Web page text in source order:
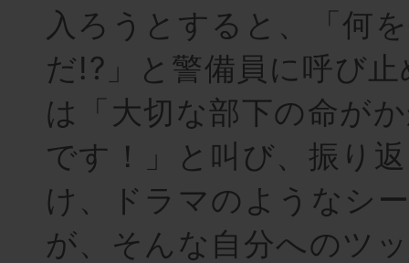
入ろうとすると、「何
だ!?」と警備員に呼び
は「大切な部下の命が
です！」と叫び、振り
け、ドラマのようなシ
が、そんな自分へのツ